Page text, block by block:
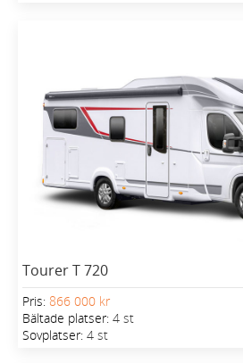
Tourer T 720
Pris: 866 000 kr
Bältade platser: 4 st
Sovplatser: 4 st